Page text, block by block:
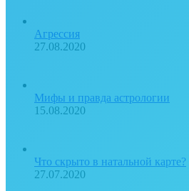
Агрессия
27.08.2020
Мифы и правда астрологии
15.08.2020
Что скрыто в натальной карте?
27.07.2020